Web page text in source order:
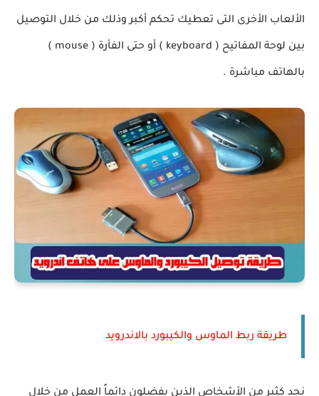
الألعاب الأخرى التى تعطيك تحكم أكبر وذلك من خلال التوصيل
بين لوحة المفاتيح ( keyboard ) أو حتى الفأرة ( mouse )
بالهاتف مباشرة .
طريقة ربط الماوس والكيبورد بالاندرويد
نجد كثير من الأشخاص الذين يفضلون دائماً العمل من خلال